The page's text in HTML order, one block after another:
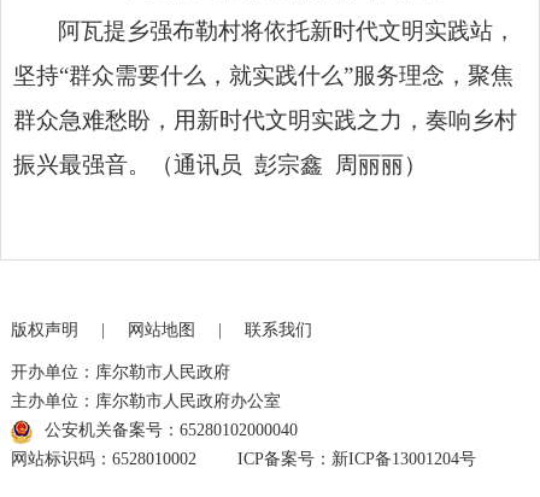
阿瓦提乡强布勒村将依托新时代文明实践站，
坚持“群众需要什么，就实践什么”服务理念，聚焦
群众急难愁盼，用新时代文明实践之力，奏响乡村
振兴最强音。（通讯员 彭宗鑫 周丽丽）
版权声明 网站地图 联系我们
开办单位：库尔勒市人民政府
主办单位：库尔勒市人民政府办公室
公安机关备案号：65280102000040
网站标识码：6528010002
ICP备案号：新ICP备13001204号